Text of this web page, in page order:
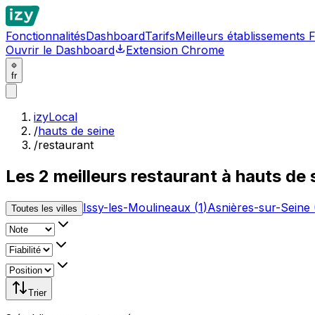
FonctionnalitésDashboardTarifsMeilleurs établissements
Ouvrir le Dashboard
Extension Chrome
fr
izyLocal
/hauts de seine
/restaurant
Les 2 meilleurs restaurant à hauts de
Toutes les villes Issy-les-Moulineaux (1)Asnières-sur-Seine
Trier